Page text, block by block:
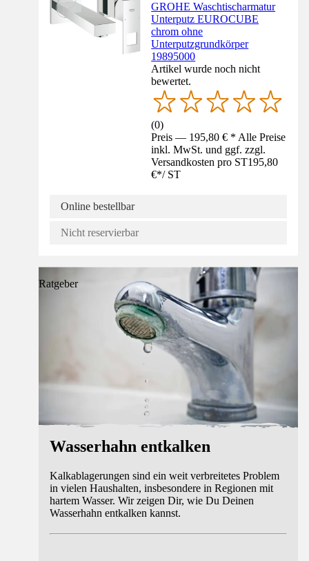
GROHE Waschtischarmatur
Unterputz EUROCUBE
chrom ohne
Unterputzgrundkörper
19895000
Artikel wurde noch nicht
bewertet.
(0)
Preis — 195,80 € * Alle Preise
inkl. MwSt. und ggf. zzgl.
Versandkosten pro ST195,80
€*/ ST
Online bestellbar
Nicht reservierbar
Ratgeber
Wasserhahn entkalken
Kalkablagerungen sind ein weit verbreitetes Problem
in vielen Haushalten, insbesondere in Regionen mit
hartem Wasser. Wir zeigen Dir, wie Du Deinen
Wasserhahn entkalken kannst.